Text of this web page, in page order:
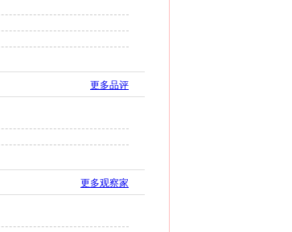
更多品评
更多观察家